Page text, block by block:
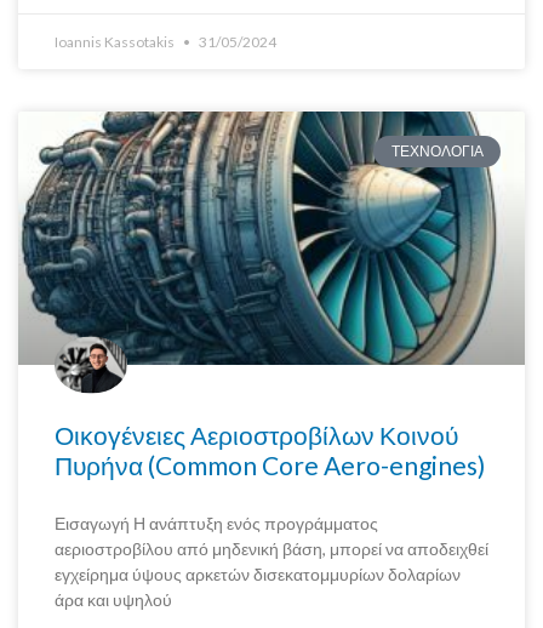
Ioannis Kassotakis 31/05/2024
ΤΕΧΝΟΛΟΓΙΑ
Οικογένειες Αεριοστροβίλων Κοινού
Πυρήνα (Common Core Aero-engines)
Εισαγωγή Η ανάπτυξη ενός προγράμματος
αεριοστροβίλου από μηδενική βάση, μπορεί να αποδειχθεί
εγχείρημα ύψους αρκετών δισεκατομμυρίων δολαρίων
άρα και υψηλού